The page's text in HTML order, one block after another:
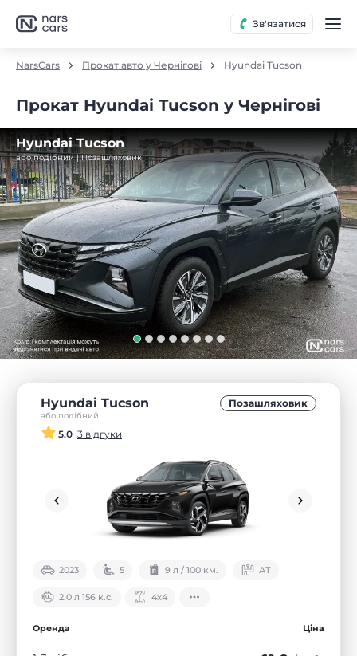
Зв'язатися
NarsCars Прокат авто у Чернігові Hyundai Tucson
Прокат Hyundai Tucson у Чернігові
Hyundai Tucson
або подібний | Позашляховик
Hyundai Tucson
або подібний
Позашляховик
5.0 3 відгуки
2023 5 9 л / 100 км. АТ
2.0 л 156 к.с. 4х4
Оренда Ціна